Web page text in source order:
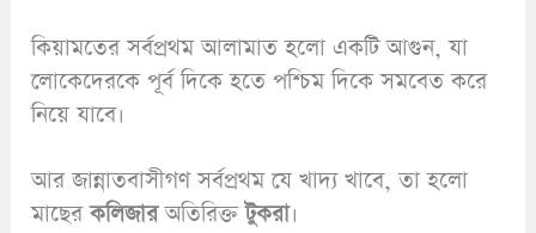
কিয়ামতের সর্বপ্রথম আলামাত হলো একটি আগুন, যা
লোকেদেরকে পূর্ব দিকে হতে পশ্চিম দিকে সমবেত করে
নিয়ে যাবে।
আর জান্নাতবাসীগণ সর্বপ্রথম যে খাদ্য খাবে, তা হলো
মাছেরকলিজারঅতিরিক্তটুকরা।